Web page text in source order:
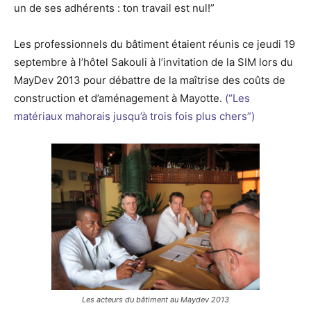
un de ses adhérents : ton travail est nul!”
Les professionnels du bâtiment étaient réunis ce jeudi 19
septembre à l’hôtel Sakouli à l’invitation de la SIM lors du
MayDev 2013 pour débattre de la maîtrise des coûts de
construction et d’aménagement à Mayotte. (“Les
matériaux mahorais jusqu’à trois fois plus chers”)
Les acteurs du bâtiment au Maydev 2013